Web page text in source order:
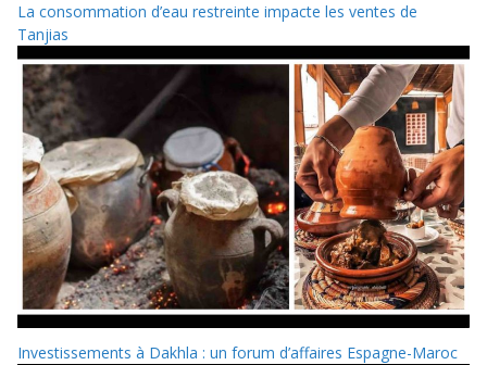
La consommation d’eau restreinte impacte les ventes de
Tanjias
Investissements à Dakhla : un forum d’affaires Espagne-Maroc